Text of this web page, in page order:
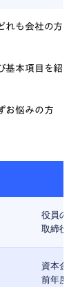
れも会社の方
基本項目を紹
お悩みの方
役員の選
取締役の
資本金・
前年度の